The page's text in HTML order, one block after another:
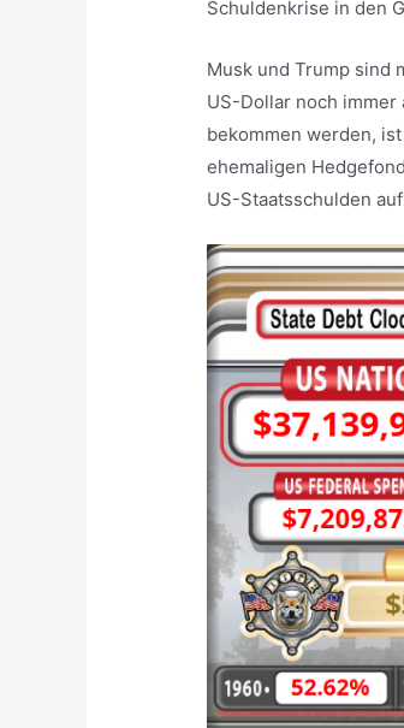
Schuldenkrise in den
Musk und Trump sind
US-Dollar noch
bekommen werden,
ehemaligen
US-Staatsschulden